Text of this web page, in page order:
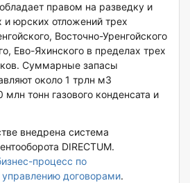
правом на разведку и
и юрских отложений трех
Восточно-Уренгойского
Ево-Яхинского в пределах трех
Суммарные запасы
около 1 трлн м3
млн тонн газового конденсата и
внедрена система
DIRECTUM.
процесс по
управлению договорами.